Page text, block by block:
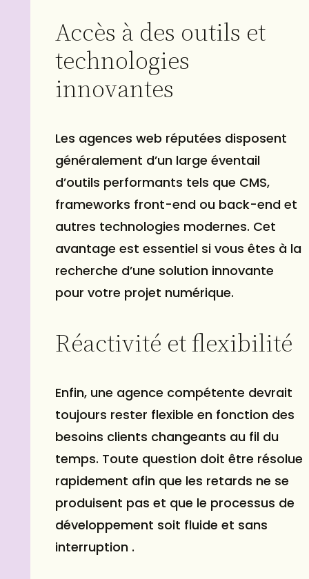
Accès à des outils et
technologies
innovantes
Les agences web réputées disposent
généralement d’un large éventail
d’outils performants tels que CMS,
frameworks front-end ou back-end et
autres technologies modernes. Cet
avantage est essentiel si vous êtes à la
recherche d’une solution innovante
pour votre projet numérique.
Réactivité et flexibilité
Enfin, une agence compétente devrait
toujours rester flexible en fonction des
besoins clients changeants au fil du
temps. Toute question doit être résolue
rapidement afin que les retards ne se
produisent pas et que le processus de
développement soit fluide et sans
interruption .